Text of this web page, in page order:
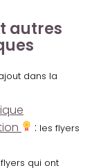
autres
dans la
: les flyers
qui ont